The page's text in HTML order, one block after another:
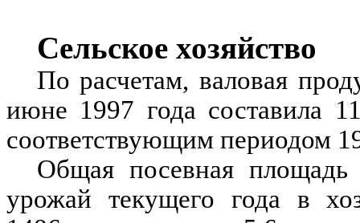
Сельское хозяйство
По расчетам, валовая
июне 1997 года составила
соответствующим периодом
Общая посевная площадь
урожай текущего года в